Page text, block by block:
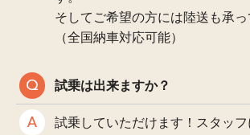
そしてご希望の方には陸送も承っ
（全国納車対応可能）
試乗は出来ますか？
試乗していただけます！スタッ